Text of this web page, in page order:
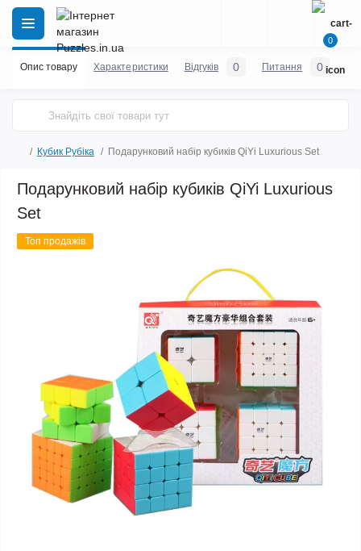
0
Кубик Рубіка Подарунковий набір кубиків QiYi Luxurious Set
Подарунковий набір кубиків QiYi Luxurious
Set
Топ продажів
Опис товару Характеристики Відгуків 0 Питання 0